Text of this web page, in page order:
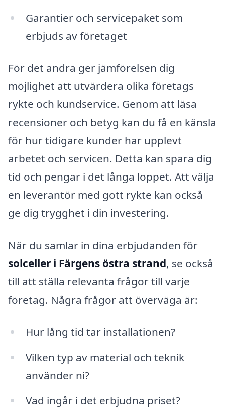
Garantier och servicepaket som
erbjuds av företaget
För det andra ger jämförelsen dig
möjlighet att utvärdera olika företags
rykte och kundservice. Genom att läsa
recensioner och betyg kan du få en känsla
för hur tidigare kunder har upplevt
arbetet och servicen. Detta kan spara dig
tid och pengar i det långa loppet. Att välja
en leverantör med gott rykte kan också
ge dig trygghet i din investering.
När du samlar in dina erbjudanden för
solceller i Färgens östra strand, se också
till att ställa relevanta frågor till varje
företag. Några frågor att överväga är:
Hur lång tid tar installationen?
Vilken typ av material och teknik
använder ni?
Vad ingår i det erbjudna priset?